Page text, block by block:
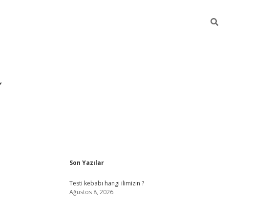
Sidebar
Son Yazılar
Testi kebabı hangi ilimizin ?
Ağustos 8, 2026